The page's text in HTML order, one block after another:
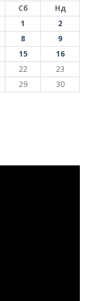
Сб
Нд
1
2
8
9
15
16
22
23
29 30